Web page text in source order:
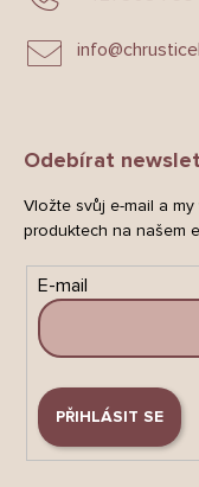
info@
Odebírat
Vložte svůj e-mail a
produktech na našem
E-mail
PŘIHLÁSIT SE